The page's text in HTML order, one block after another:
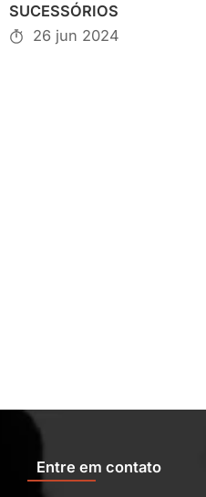
SUCESSÓRIOS
26 jun 2024
Entre em contato